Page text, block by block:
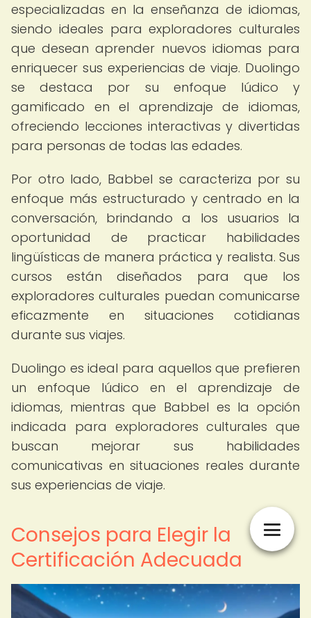
especializadas en la enseñanza de idiomas,
siendo ideales para exploradores culturales
que desean aprender nuevos idiomas para
enriquecer sus experiencias de viaje. Duolingo
se destaca por su enfoque lúdico y
gamificado en el aprendizaje de idiomas,
ofreciendo lecciones interactivas y divertidas
para personas de todas las edades.
Por otro lado, Babbel se caracteriza por su
enfoque más estructurado y centrado en la
conversación, brindando a los usuarios la
oportunidad de practicar habilidades
lingüísticas de manera práctica y realista. Sus
cursos están diseñados para que los
exploradores culturales puedan comunicarse
eficazmente en situaciones cotidianas
durante sus viajes.
Duolingo es ideal para aquellos que prefieren
un enfoque lúdico en el aprendizaje de
idiomas, mientras que Babbel es la opción
indicada para exploradores culturales que
buscan mejorar sus habilidades
comunicativas en situaciones reales durante
sus experiencias de viaje.
Consejos para Elegir la
Certificación Adecuada